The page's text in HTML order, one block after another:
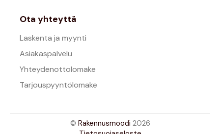
Ota yhteyttä
Laskenta ja myynti
Asiakaspalvelu
Yhteydenottolomake
Tarjouspyyntölomake
© Rakennusmoodi 2026